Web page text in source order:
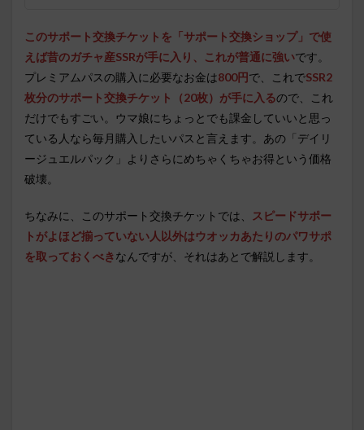
このサポート交換チケットを「サポート交換ショップ」で使
えば昔のガチャ産SSRが手に入り、これが普通に強いです。
プレミアムパスの購入に必要なお金は800円で、これでSSR2
枚分のサポート交換チケット（20枚）が手に入るので、これ
だけでもすごい。ウマ娘にちょっとでも課金していいと思っ
ている人なら毎月購入したいパスと言えます。あの「デイリ
ージュエルパック」よりさらにめちゃくちゃお得という価格
破壊。
ちなみに、このサポート交換チケットでは、
スピードサポー
トがよほど揃っていない人以外はウオッカあたりのパワサポ
を取っておくべきなんですが、それはあとで解説します。